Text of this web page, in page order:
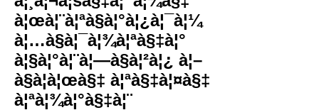
à¦œà¦¨à¦ªà§à¦°à¦¿à¦¯à¦¼
à¦…à§à¦¯à¦¾à¦ªà§‡à¦°
à¦§à¦°à¦¨à¦—à§à¦²à¦¿ à¦–
à§à¦à¦œà§‡ à¦ªà§‡à¦¤à§‡
à¦ªà¦¾à¦°à§‡à¦¨